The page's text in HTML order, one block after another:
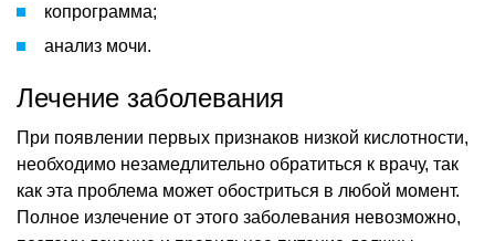
копрограмма;
анализ мочи.
Лечение заболевания
При появлении первых признаков низкой кислотности,
необходимо незамедлительно обратиться к врачу, так
как эта проблема может обостриться в любой момент.
Полное излечение от этого заболевания невозможно,